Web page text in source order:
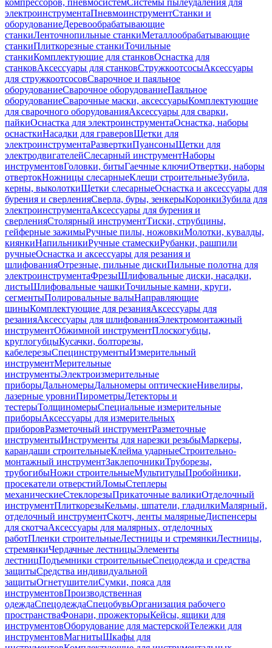
компрессоров, пневмосистемСистемы пылеудаления для
электроинструментаПневмоинструментСтанки и
оборудованиеДеревообрабатывающие
станкиЛенточнопильные станкиМеталлообрабатывающие
станкиПлиткорезные станкиТочильные
станкиКомплектующие для станковОснастка для
станковАксессуары для станковСтружкоотсосыАксессуары
для стружкоотсосовСварочное и паяльное
оборудованиеСварочное оборудованиеПаяльное
оборудованиеСварочные маски, аксессуарыКомплектующие
для сварочного оборудованияАксессуары для сварки,
пайкиОснастка для электроинструментаОснастка, наборы
оснасткиНасадки для граверовЩетки для
электроинструментаРазверткиПуансоныЩетки для
электродвигателейСлесарный инструментНаборы
инструментовГоловки, битыГаечные ключиОтвертки, наборы
отвертокНожницы слесарныеКлещи строительныеЗубила,
керны, выколоткиЩетки слесарныеОснастка и аксессуары для
бурения и сверленияСверла, буры, зенкерыКоронкиЗубила для
электроинструментаАксессуары для бурения и
сверленияСтолярный инструментТиски, струбцины,
гейферные зажимыРучные пилы, ножовкиМолотки, кувалды,
киянкиНапильникиРучные стамескиРубанки, рашпили
ручныеОснастка и аксессуары для резания и
шлифованияОтрезные, пильные дискиПильные полотна для
электроинструментаФрезыШлифовальные диски, насадки,
листыШлифовальные чашкиТочильные камни, круги,
сегментыПолировальные валыНаправляющие
шиныКомплектующие для резанияАксессуары для
резанияАксессуары для шлифованияЭлектромонтажный
инструментОбжимной инструментПлоскогубцы,
круглогубцыКусачки, болторезы,
кабелерезыСпецинструментыИзмерительный
инструментМерительные
инструментыЭлектроизмерительные
приборыДальномерыДальномеры оптическиеНивелиры,
лазерные уровниПирометрыДетекторы и
тестерыТолщиномерыСпециальные измерительные
приборыАксессуары для измерительных
приборовРазметочный инструментРазметочные
инструментыИнструменты для нарезки резьбыМаркеры,
карандаши строительныеКлейма ударныеСтроительно-
монтажный инструментЗаклепочникиТруборезы,
трубогибыНожи строительныеМультитулыПробойники,
просекатели отверстийЛомыСтеплеры
механическиеСтеклорезыПрикаточные валикиОтделочный
инструментПлиткорезыКельмы, шпатели, гладилкиМалярный,
отделочный инструментСкотч, ленты малярныеДиспенсеры
для скотчаАксессуары для малярных, отделочных
работПленки строительныеЛестницы и стремянкиЛестницы,
стремянкиЧердачные лестницыЭлементы
лестницПодъемники строительныеСпецодежда и средства
защитыСредства индивидуальной
защитыОгнетушителиСумки, пояса для
инструментовПроизводственная
одеждаСпецодеждаСпецобувьОрганизация рабочего
пространстваФонари, прожекторыКейсы, ящики для
инструментовОборудование для мастерскойТележки для
инструментовМагнитыШкафы для